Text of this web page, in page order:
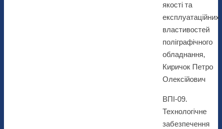
якості та
експлуатаційних
властивостей
поліграфічного
обладнання,
Киричок Петро
Олексійович
ВПІ-09.
Технологічне
забезпечення